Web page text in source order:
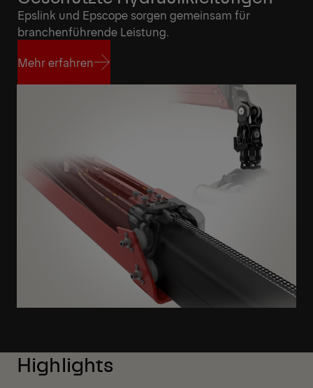
Epslink und Epscope sorgen gemeinsam für
branchenführende Leistung.
Mehr erfahren
Highlights